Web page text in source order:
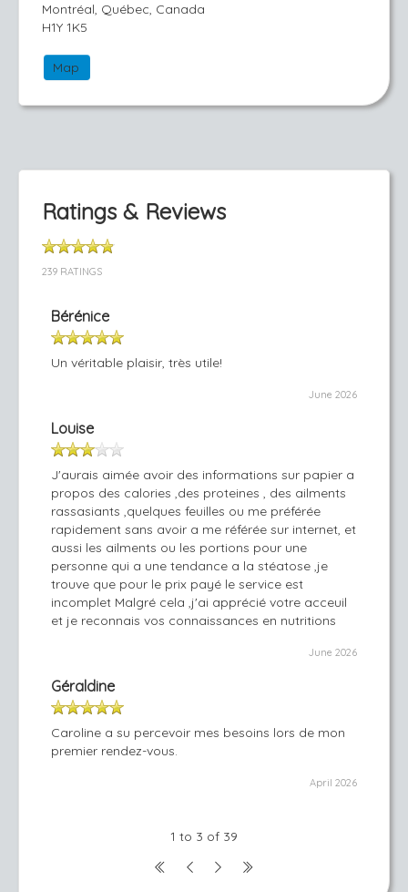
Montréal, Québec, Canada
H1Y 1K5
Map
Ratings & Reviews
239 RATINGS
Bérénice
Un véritable plaisir, très utile!
June 2026
Louise
J'aurais aimée avoir des informations sur papier a
propos des calories ,des proteines , des ailments
rassasiants ,quelques feuilles ou me préférée
rapidement sans avoir a me référée sur internet, et
aussi les ailments ou les portions pour une
personne qui a une tendance a la stéatose ,je
trouve que pour le prix payé le service est
incomplet Malgré cela ,j'ai apprécié votre acceuil
et je reconnais vos connaissances en nutritions
June 2026
Géraldine
Caroline a su percevoir mes besoins lors de mon
premier rendez-vous.
April 2026
1 to 3 of 39